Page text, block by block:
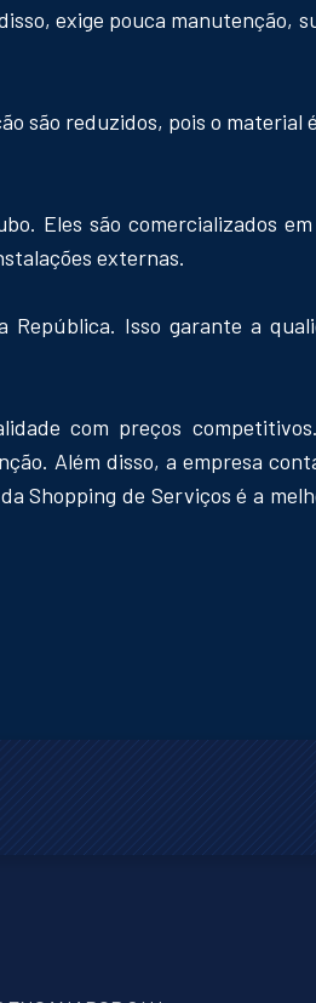
exige pouca manutenção,
são reduzidos, pois o
Eles são comercializados
externas.
Isso garante a
com preços
Além disso, a empresa
Shopping de Serviços é a